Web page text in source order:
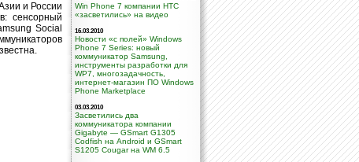
и России
сенсорный
Social
Win Phone 7 компании НТС
«засветились» на видео
16.03.2010
Новости «с полей» Windows
Phone 7 Series: новый
коммуникатор Samsung,
инструменты разработки для
WP7, многозадачность,
интернет-магазин ПО Windows
Phone Marketplace
03.03.2010
Засветились два
коммуникатора компании
Gigabyte — GSmart G1305
Codfish на Android и GSmart
S1205 Cougar на WM 6.5